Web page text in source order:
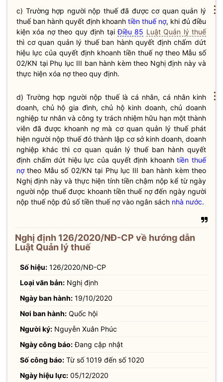
c) Trường hợp người nộp thuế đã được cơ quan quản lý
thuế ban hành quyết định khoanh tiền thuế nợ, khi đủ điều
kiện xóa nợ theo quy định tạiĐiều 85 Luật Quản lý thuế
thì cơ quan quản lý thuế ban hành quyết định chấm dứt
hiệu lực của quyết định khoanh tiền thuế nợtheo Mẫu số
02/KN tại Phụ lục III ban hành kèm theo Nghị định này và
thực hiện xóa nợ theo quy định.
d) Trường hợp người nộp thuế là cá nhân, cá nhân kinh
doanh, chủ hộ gia đình, chủ hộ kinh doanh, chủ doanh
nghiệp tư nhân và công ty trách nhiệm hữu hạn một thành
viên đã được khoanh nợ mà cơ quan quản lý thuế phát
hiện người nộp thuế đó thành lập cơ sở kinh doanh, doanh
nghiệp khác thì cơ quan quản lý thuế ban hành quyết
định chấm dứt hiệu lực của quyết định khoanhtiền thuế
nợtheo Mẫu số 02/KN tại Phụ lục III ban hành kèm theo
Nghị định này và thực hiện tính tiền chậm nộp kể từ ngày
người nộp thuế được khoanh tiền thuế nợđến ngày người
nộp thuế nộp đủ sốtiền thuế nợvào ngân sách nhà nước.
Nghị định 126/2020/NĐ-CP về hướng dẫn
Luật Quản lý thuế
Số hiệu: 126/2020/NĐ-CP
Loại văn bản: Nghị định
Ngày ban hành: 19/10/2020
Nơi ban hành: Quốc hội
Người ký: Nguyễn Xuân Phúc
Ngày công báo:Đang cập nhật
Số công báo: Từ số 1019 đến số 1020
Ngày hiệu lực: 05/12/2020
⋮
⋮